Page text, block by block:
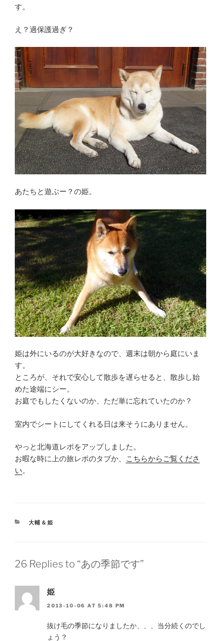
す。
え？過保護過ぎ？
あたちと遊ぶー？の姫。
姫は外にいるのが大好きなので、週末は朝から庭にいま
す。
ところが、それで安心して散歩を遅らせると、散歩し始
めた途端にシー。
お庭でもしたくないのか、ただ単に忘れていたのか？
室内でシートにしてくれる日は来そうにありません。
やっと北海道レポをアップしました。
お暇な時に上の旅レポのタブか、
こちらからご覧くださ
い。
CATEGORIES
大輔＆姫
26 Replies to “あの季節です”
姫
2013-10-06 AT 5:48 PM
抜け毛の季節になりましたか、、、当分続くのでし
ょう？